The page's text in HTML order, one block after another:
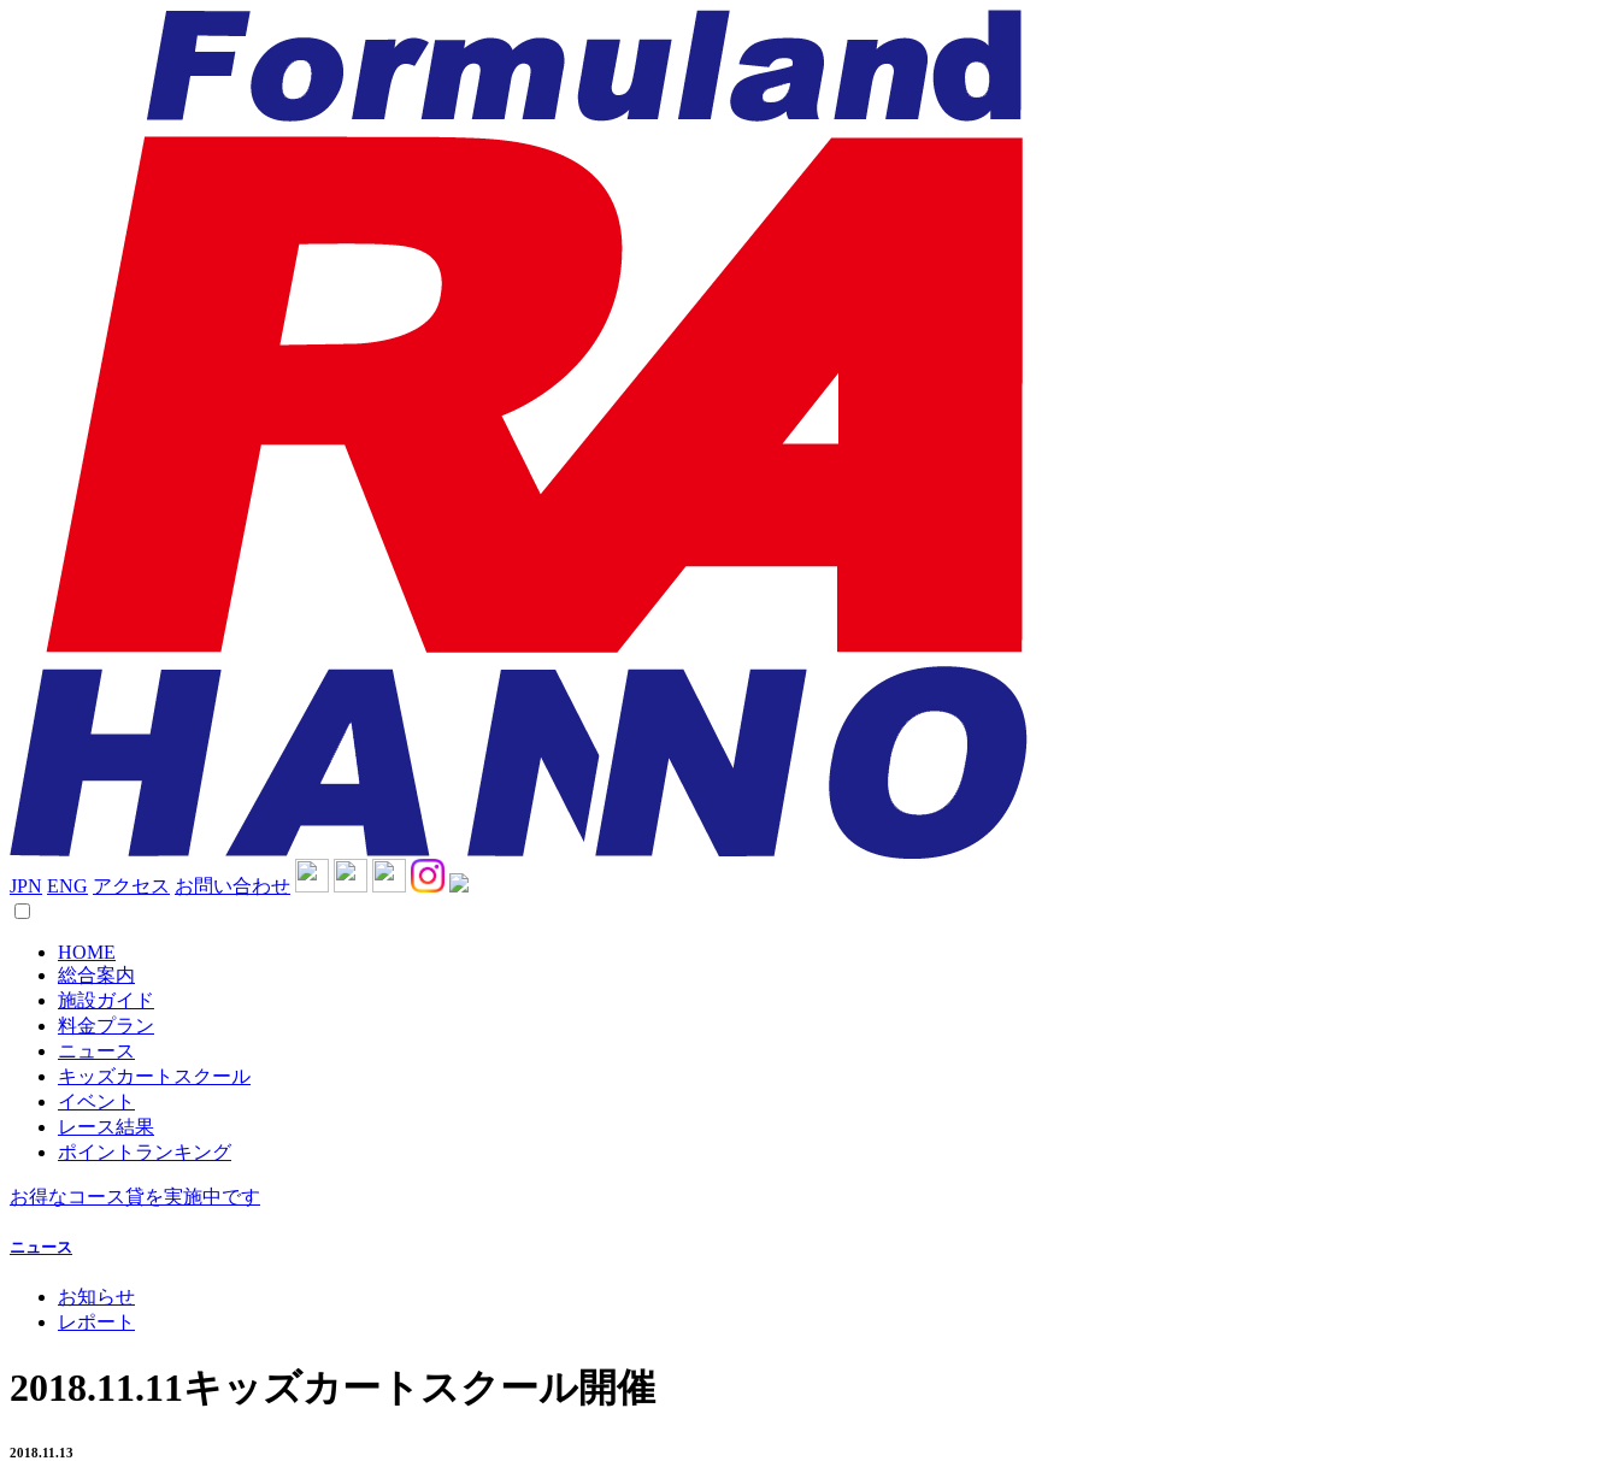
JPN ENG アクセス お問い合わせ
HOME
総合案内
施設ガイド
料金プラン
ニュース
キッズカートスクール
イベント
レース結果
ポイントランキング
お得なコース貸を実施中です
ニュース
お知らせ
レポート
2018.11.11キッズカートスクール開催
2018.11.13